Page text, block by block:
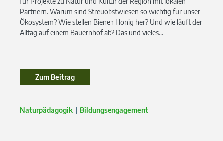
Partnern. Warum sind Streuobstwiesen so wichtig für unser
Ökosystem? Wie stellen Bienen Honig her? Und wie läuft der
Alltag auf einem Bauernhof ab? Das und vieles...
Zum BeitragZum Beitrag
Naturpädagogik Bildungsengagement